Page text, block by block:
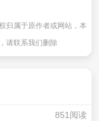
归属于原作者或网站，本
请联系我们删除
851阅读